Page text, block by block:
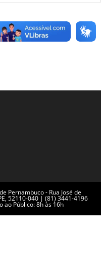
Pernambuco - Rua José de
52110-040 | (81) 3441-4196
Público: 8h às 16h